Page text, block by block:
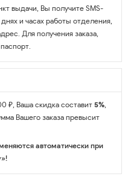
выдачи, Вы получите SMS-
и часах работы отделения,
Для получения заказа,
₽, Ваша скидка составит 5%,
Вашего заказа превысит
автоматически при